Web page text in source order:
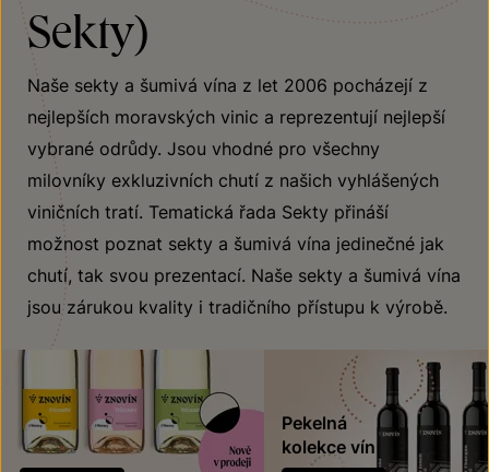
Sekty)
Naše sekty a šumivá vína z let 2006 pocházejí z
nejlepších moravských vinic a reprezentují nejlepší
vybrané odrůdy. Jsou vhodné pro všechny
milovníky exkluzivních chutí z našich vyhlášených
viničních tratí. Tematická řada Sekty přináší
možnost poznat sekty a šumivá vína jedinečné jak
chutí, tak svou prezentací. Naše sekty a šumivá vína
jsou zárukou kvality i tradičního přístupu k výrobě.
Pekelná
kolekce vín